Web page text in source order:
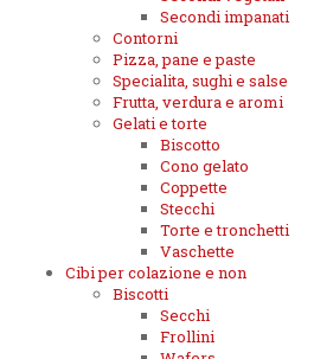
Secondi impanati
Contorni
Pizza, pane e paste
Specialita, sughi e salse
Frutta, verdura e aromi
Gelati e torte
Biscotto
Cono gelato
Coppette
Stecchi
Torte e tronchetti
Vaschette
Cibi per colazione e non
Biscotti
Secchi
Frollini